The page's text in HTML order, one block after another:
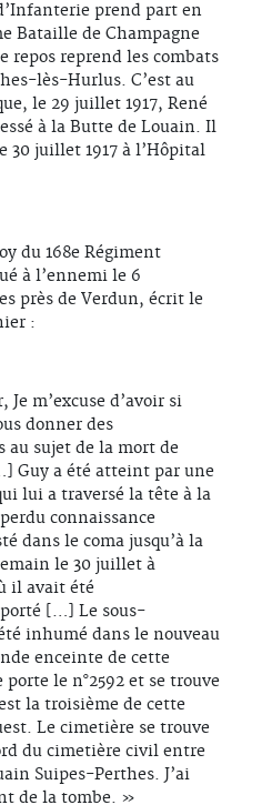
prend part en
Bataille de Champagne
repos reprend les combats
lès-Hurlus. C’est au
le 29 juillet 1917, René
à la Butte de Louain. Il
juillet 1917 à l’Hôpital
du 168e Régiment
à l’ennemi le 6
près de Verdun, écrit le
:
m’excuse d’avoir si
donner des
au sujet de la mort de
Guy a été atteint par une
lui a traversé la tête à la
connaissance
dans le coma jusqu’à la
le 30 juillet à
il avait été
[…] Le sous-
inhumé dans le nouveau
enceinte de cette
le n°2592 et se trouve
la troisième de cette
Le cimetière se trouve
du cimetière civil entre
Suipes-Perthes. J’ai
de la tombe. »